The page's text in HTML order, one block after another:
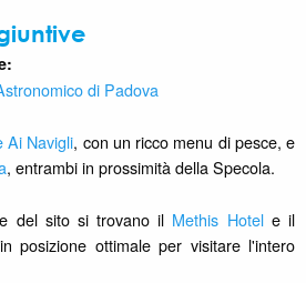
di Padova
Ai Navigli, con un ricco menu di pesce, e
, entrambi in prossimità della Specola.
del sito si trovano il Methis Hotele il
posizione ottimale per visitare l'intero